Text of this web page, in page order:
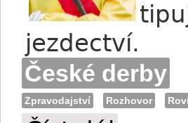
jezdectví.
České derby
Zpravodajství Rozhovor